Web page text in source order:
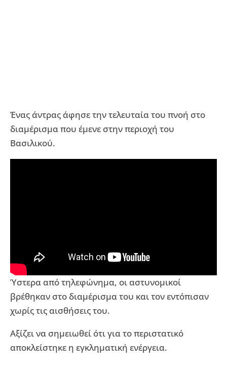
Ένας άντρας άφησε την τελευταία του πνοή στο
διαμέρισμα που έμενε στην περιοχή του
Βασιλικού.
Ύστερα από τηλεφώνημα, οι αστυνομικοί
βρέθηκαν στο διαμέρισμα του και τον εντόπισαν
χωρίς τις αισθήσεις του.
Αξίζει να σημειωθεί ότι για το περιστατικό
αποκλείστηκε η εγκληματική ενέργεια.